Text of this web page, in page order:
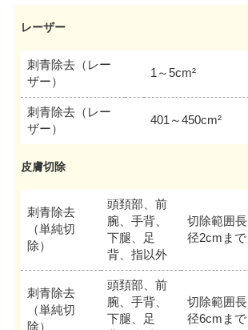
レーザー
刺青除去（レー
ザー）
1～5cm²
刺青除去（レー
ザー）
401～450cm²
皮膚切除
刺青除去
（単純切
除）
頭頚部、前
腕、手背、
下腿、足
背、指以外
切除範囲長
径2cmまで
刺青除去
（単純切
除）
頭頚部、前
腕、手背、
下腿、足
切除範囲長
径6cmまで